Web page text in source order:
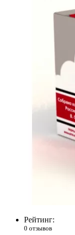
Рейтинг:
0 отзывов